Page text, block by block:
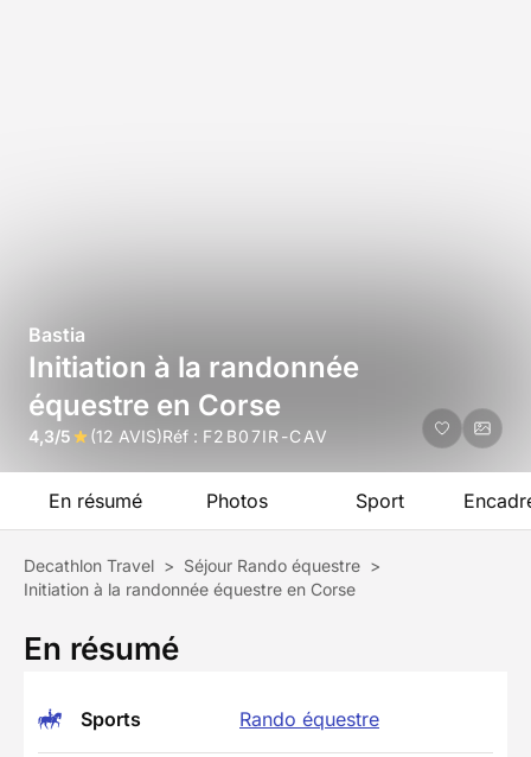
Bastia
Initiation à la randonnée
équestre en Corse
4,3/5 (12 AVIS)Réf : F2B07IR-CAV
En résumé Photos Sport
Decathlon Travel > Séjour Rando équestre >
Initiation à la randonnée équestre en Corse
En résumé
Sports Rando équestre